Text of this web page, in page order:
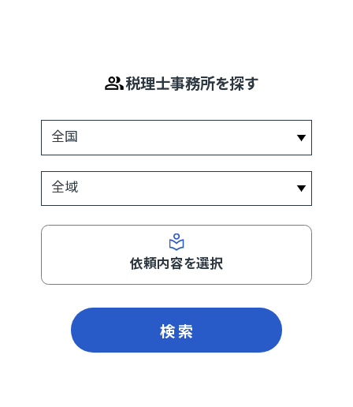
税理士事務所を探す
依頼内容を選択
検 索